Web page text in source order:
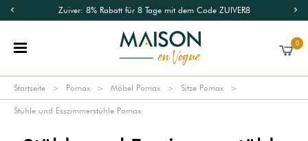
Zuiver: 8% Rabatt für 8 Tage mit dem Code ZUIVER8
0
Startseite Pomax Möbel Pomax Sitze Pomax
Stühle und Esszimmerstühle Pomax